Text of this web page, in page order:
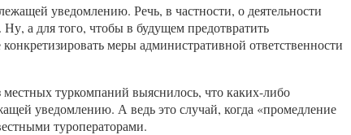
уведомлению. Речь, в частности, о деятельности
а для того, чтобы в будущем предотвратить
меры административной ответственности
туркомпаний выяснилось, что каких-либо
уведомлению. А ведь это случай, когда «промедление
туроператорами.